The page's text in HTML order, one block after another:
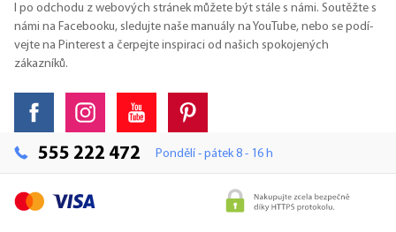
I po odchodu z webových stránek můžete být stále s námi. Soutěžte s
námi na Facebooku, sledujte naše manuály na YouTube, nebo se podí-
vejte na Pinterest a čerpejte inspiraci od našich spokojených
zákazníků.
555 222 472 Pondělí - pátek 8 - 16 h